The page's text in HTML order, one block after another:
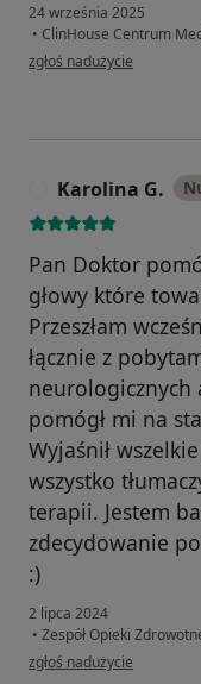
24 września 2025
• ClinHouse Centrum
w opinii użytkownika O.K.
zgłoś nadużycie
Karolina G.
Pan Doktor
głowy które
Przeszłam
łącznie z
neurologicznych
pomógł mi na
Wyjaśnił
wszystko
terapii. Jestem
zdecydowanie
:)
2 lipca 2024
• Zespół Opieki
w opinii użytkownika
zgłoś nadużycie